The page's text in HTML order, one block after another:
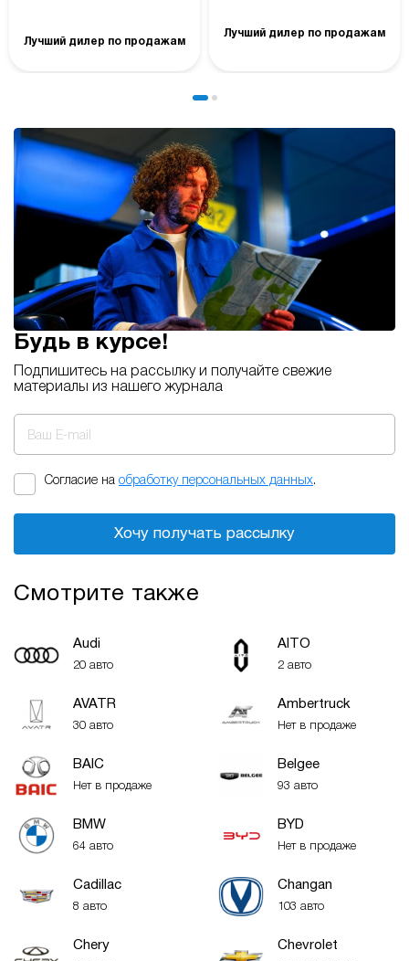
Лучший дилер по продажам
Лучший дилер по продажам
Будь в курсе!
Подпишитесь на рассылку и получайте свежие
материалы из нашего журнала
Ваш E-mail
Согласие на обработку персональных данных.
Хочу получать рассылку
Смотрите также
Audi
20 авто
AITO
2 авто
AVATR
30 авто
Ambertruck
Нет в продаже
BAIC
Нет в продаже
Belgee
93 авто
BMW
64 авто
BYD
Нет в продаже
Cadillac
8 авто
Changan
103 авто
Chery Chevrolet